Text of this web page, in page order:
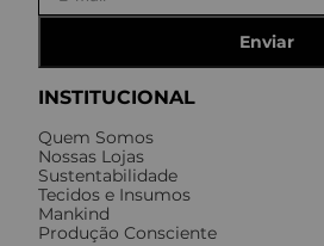
INSTITUCIONAL
Quem Somos
Nossas Lojas
Sustentabilidade
Tecidos e Insumos
Mankind
Produção Consciente
Enviar